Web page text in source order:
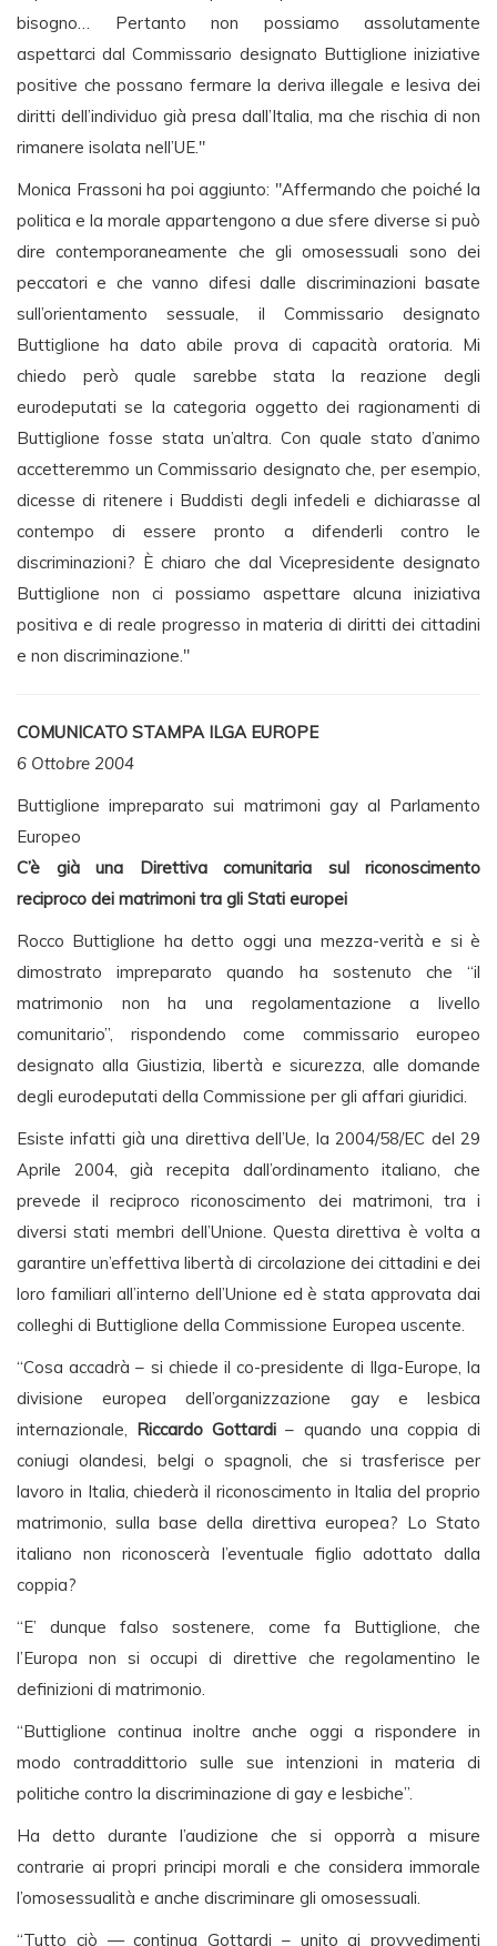
bisogno… Pertanto non possiamo assolutamente
aspettarci dal Commissario designato Buttiglione iniziative
positive che possano fermare la deriva illegale e lesiva dei
diritti dell’individuo già presa dall’Italia, ma che rischia di non
rimanere isolata nell’UE."
Monica Frassoni ha poi aggiunto: "Affermando che poiché la
politica e la morale appartengono a due sfere diverse si può
dire contemporaneamente che gli omosessuali sono dei
peccatori e che vanno difesi dalle discriminazioni basate
sull’orientamento sessuale, il Commissario designato
Buttiglione ha dato abile prova di capacità oratoria. Mi
chiedo però quale sarebbe stata la reazione degli
eurodeputati se la categoria oggetto dei ragionamenti di
Buttiglione fosse stata un’altra. Con quale stato d’animo
accetteremmo un Commissario designato che, per esempio,
dicesse di ritenere i Buddisti degli infedeli e dichiarasse al
contempo di essere pronto a difenderli contro le
discriminazioni? È chiaro che dal Vicepresidente designato
Buttiglione non ci possiamo aspettare alcuna iniziativa
positiva e di reale progresso in materia di diritti dei cittadini
e non discriminazione."
COMUNICATO STAMPA ILGA EUROPE
6 Ottobre 2004
Buttiglione impreparato sui matrimoni gay al Parlamento
Europeo
C’è già una Direttiva comunitaria sul riconoscimento
reciproco dei matrimoni tra gli Stati europei
Rocco Buttiglione ha detto oggi una mezza-verità e si è
dimostrato impreparato quando ha sostenuto che “il
matrimonio non ha una regolamentazione a livello
comunitario”, rispondendo come commissario europeo
designato alla Giustizia, libertà e sicurezza, alle domande
degli eurodeputati della Commissione per gli affari giuridici.
Esiste infatti già una direttiva dell’Ue, la 2004/58/EC del 29
Aprile 2004, già recepita dall’ordinamento italiano, che
prevede il reciproco riconoscimento dei matrimoni, tra i
diversi stati membri dell’Unione. Questa direttiva è volta a
garantire un’effettiva libertà di circolazione dei cittadini e dei
loro familiari all’interno dell’Unione ed è stata approvata dai
colleghi di Buttiglione della Commissione Europea uscente.
“Cosa accadrà – si chiede il co-presidente di Ilga-Europe, la
divisione europea dell’organizzazione gay e lesbica
internazionale, Riccardo Gottardi – quando una coppia di
coniugi olandesi, belgi o spagnoli, che si trasferisce per
lavoro in Italia, chiederà il riconoscimento in Italia del proprio
matrimonio, sulla base della direttiva europea? Lo Stato
italiano non riconoscerà l’eventuale figlio adottato dalla
coppia?
“E’ dunque falso sostenere, come fa Buttiglione, che
l’Europa non si occupi di direttive che regolamentino le
definizioni di matrimonio.
“Buttiglione continua inoltre anche oggi a rispondere in
modo contraddittorio sulle sue intenzioni in materia di
politiche contro la discriminazione di gay e lesbiche”.
Ha detto durante l’audizione che si opporrà a misure
contrarie ai propri principi morali e che considera immorale
l’omosessualità e anche discriminare gli omosessuali.
“Tutto ciò — continua Gottardi – unito ai provvedimenti